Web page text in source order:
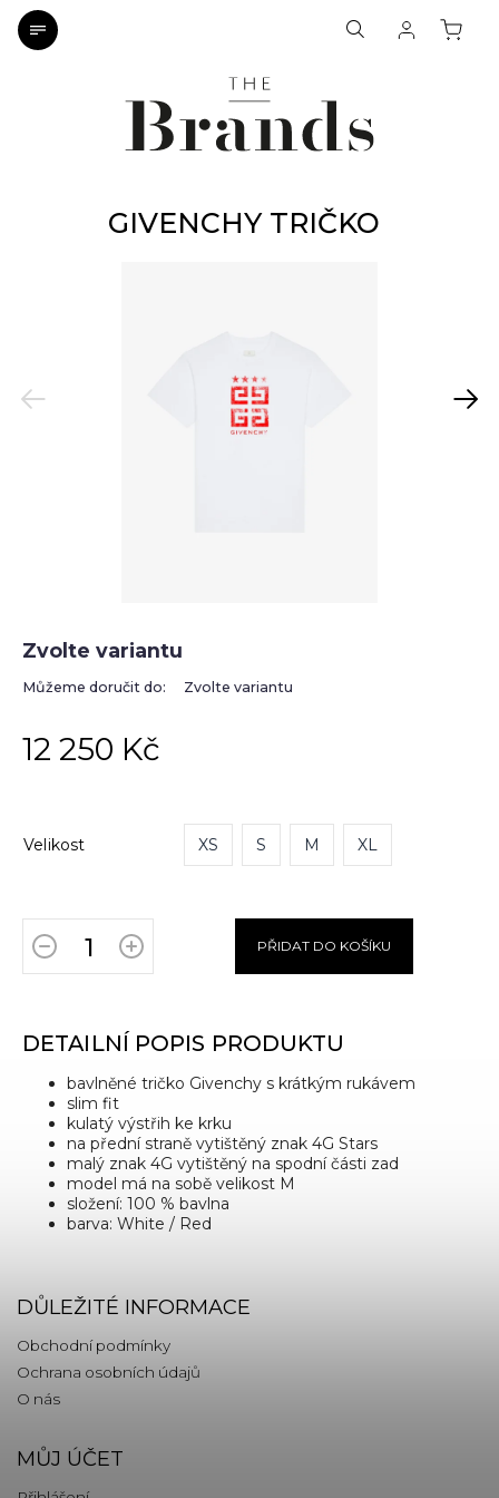
GIVENCHY TRIČKO
Previous Next
Velikost XS S M XL
12 250 Kč
Zvolte variantu
Můžeme doručit do: Zvolte variantu
PŘIDAT DO KOŠÍKU
DETAILNÍ POPIS PRODUKTU
bavlněné tričko Givenchy s krátkým rukávem
slim fit
kulatý výstřih ke krku
na přední straně vytištěný znak 4G Stars
malý znak 4G vytištěný na spodní části zad
model má na sobě velikost M
složení: 100 % bavlna
barva: White / Red
DŮLEŽITÉ INFORMACE
Obchodní podmínky
Ochrana osobních údajů
O nás
MŮJ ÚČET